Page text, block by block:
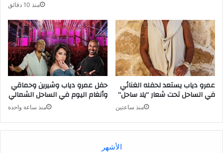
منذ 10 دقائق
حفل عمرو دياب وشيرين وحماقي
وأنغام اليوم في الساحل الشمالي
منذ ساعة واحدة
عمرو دياب يستعد لحفله الغنائي
في الساحل تحت شعار “يلا ساحل”
منذ ساعتين
الأشهر